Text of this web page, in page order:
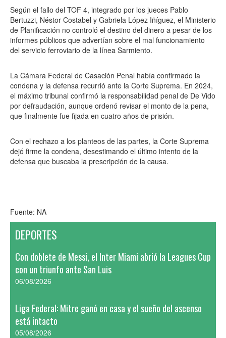
Según el fallo del TOF 4, integrado por los jueces Pablo
Bertuzzi, Néstor Costabel y Gabriela López Iñíguez, el Ministerio
de Planificación no controló el destino del dinero a pesar de los
informes públicos que advertían sobre el mal funcionamiento
del servicio ferroviario de la línea Sarmiento.
La Cámara Federal de Casación Penal había confirmado la
condena y la defensa recurrió ante la Corte Suprema. En 2024,
el máximo tribunal confirmó la responsabilidad penal de De Vido
por defraudación, aunque ordenó revisar el monto de la pena,
que finalmente fue fijada en cuatro años de prisión.
Con el rechazo a los planteos de las partes, la Corte Suprema
dejó firme la condena, desestimando el último intento de la
defensa que buscaba la prescripción de la causa.
Fuente: NA
DEPORTES
Con doblete de Messi, el Inter Miami abrió la Leagues Cup
con un triunfo ante San Luis
06/08/2026
Liga Federal: Mitre ganó en casa y el sueño del ascenso
está intacto
05/08/2026